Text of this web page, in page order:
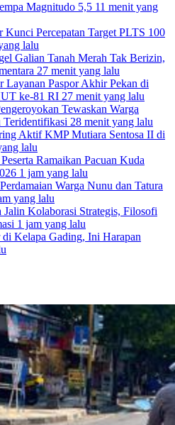
Magnitudo 5,5 11 menit yang
Percepatan Target PLTS 100
lalu
Galian Tanah Merah Tak Berizin,
27 menit yang lalu
Layanan Paspor Akhir Pekan di
ke-81 RI 27 menit yang lalu
Tewaskan Warga
Teridentifikasi 28 menit yang lalu
Aktif KMP Mutiara Sentosa II di
lalu
Ramaikan Pacuan Kuda
1 jam yang lalu
Warga Nunu dan Tatura
yang lalu
Jalin Kolaborasi Strategis, Filosofi
1 jam yang lalu
Kelapa Gading, Ini Harapan